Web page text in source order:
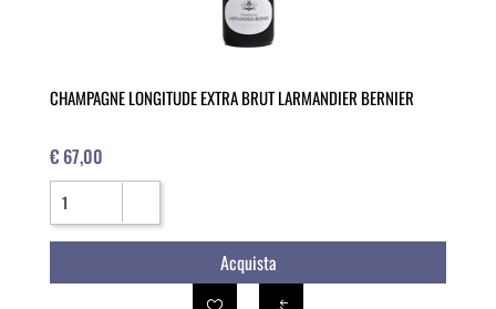
CHAMPAGNE LONGITUDE EXTRA BRUT LARMANDIER BERNIER
€ 67,00
Quantità
Acquista